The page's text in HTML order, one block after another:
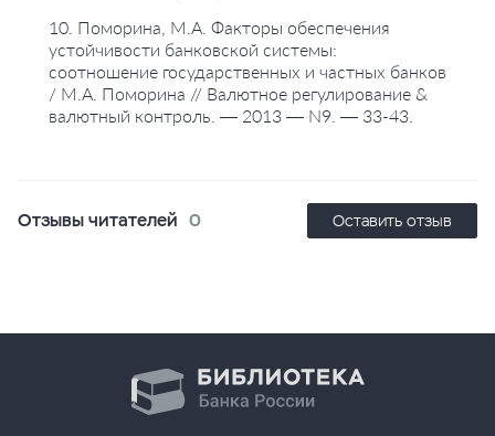
10. Поморина, М.А. Факторы обеспечения
устойчивости банковской системы:
соотношение государственных и частных банков
/ М.А. Поморина // Валютное регулирование &
валютный контроль. — 2013 — N9. — 33-43.
Отзывы читателей 0 Оставить отзыв